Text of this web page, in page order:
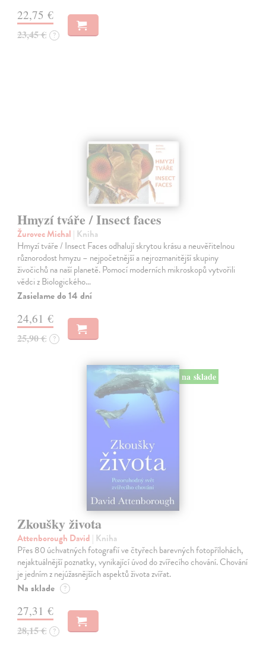
22,75 €
23,45 € ?
Hmyzí tváře / Insect faces
Žurovec Michal | Kniha
Hmyzí tváře / Insect Faces odhalují skrytou krásu a neuvěřitelnou
různorodost hmyzu – nejpočetnější a nejrozmanitější skupiny
živočichů na naší planetě. Pomocí moderních mikroskopů vytvořili
vědci z Biologického…
Zasielame do 14 dní
24,61 €
25,90 € ?
na sklade
Zkoušky života
Attenborough David | Kniha
Přes 80 úchvatných fotografií ve čtyřech barevných fotopřílohách,
nejaktuálnější poznatky, vynikající úvod do zvířecího chování. Chování
je jedním z nejúžasnějších aspektů života zvířat.
Na sklade ?
27,31 €
28,15 € ?